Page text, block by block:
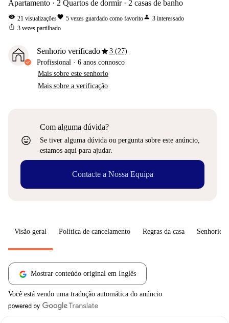
Apartamento 2 Quartos de dormir 2 casas de banho
visibility 21 visualizaçõesfavorite 5 vezes guardado como favoritoperson 3 interessado
ios_share 3 vezes partilhado
Senhorio verificadostar3 (27)
Profissional · 6 anos connosco
Mais sobre este senhorio
Mais sobre a verificação
sentiment_very_satisfied
Com alguma dúvida?
Se tiver alguma dúvida ou pergunta sobre este anúncio,
estamos aqui para ajudar.
Contacte a Nossa Equipa
Visão geral Política de cancelamento Regras da casa Senhorio
Mostrar conteúdo original em Inglês
Você está vendo uma tradução automática do anúncio